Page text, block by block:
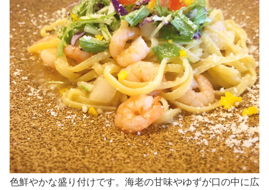
色鮮やかな盛り付けです。海老の甘味やゆずが口の中に広